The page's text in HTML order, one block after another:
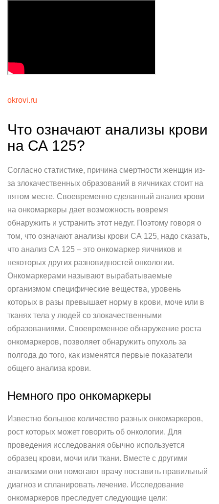
okrovi.ru
Что означают анализы крови
на СА 125?
Согласно статистике, причина смертности женщин из-
за злокачественных образований в яичниках стоит на
пятом месте. Своевременно сделанный анализ крови
на онкомаркеры дает возможность вовремя
обнаружить и устранить этот недуг. Поэтому говоря о
том, что означают анализы крови СА 125, надо сказать,
что анализ СА 125 – это онкомаркер яичников и
некоторых других разновидностей онкологии.
Онкомаркерами называют вырабатываемые
организмом специфические вещества, уровень
которых в разы превышает норму в крови, моче или в
тканях тела у людей со злокачественными
образованиями. Своевременное обнаружение роста
онкомаркеров, позволяет обнаружить опухоль за
полгода до того, как изменятся первые показатели
общего анализа крови.
Немного про онкомаркеры
Известно большое количество разных онкомаркеров,
рост которых может говорить об онкологии. Для
проведения исследования обычно используется
образец крови, мочи или ткани. Вместе с другими
анализами они помогают врачу поставить правильный
диагноз и спланировать лечение. Исследование
онкомаркеров преследует следующие цели: